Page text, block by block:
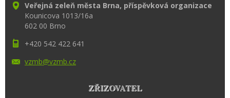
Veřejná zeleň města Brna, příspěvková organizace
Kounicova 1013/16a
602 00 Brno
+420 542 422 641
vzmb@vzmb.cz
ZŘIZOVATEL